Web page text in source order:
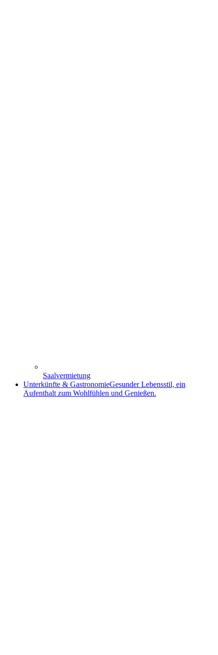
Saalvermietung
Unterkünfte & GastronomieGesunder Lebensstil, ein
Aufenthalt zum Wohlfühlen und Genießen.